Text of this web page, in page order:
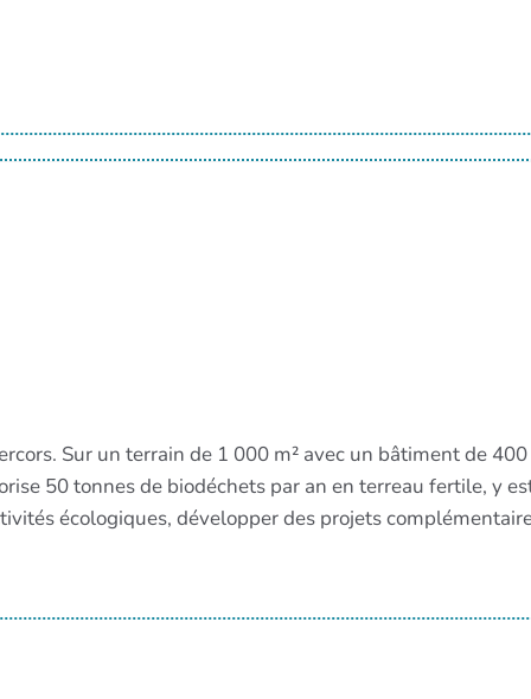
Sur un terrain de 1 000 m² avec un bâtiment de
50 tonnes de biodéchets par an en terreau fertile, y
écologiques, développer des projets